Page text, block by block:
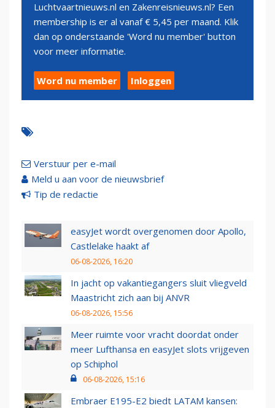
Luchtvaartnieuws.nl en Zakenreisnieuws.nl? Een
membership is er al vanaf € 5,45 per maand. Klik
dan op onderstaande 'Word nu member' button
voor meer informatie.
Word nu member Inloggen
Verstuur per e-mail
Meld u aan voor de nieuwsbrief
Tip de redactie
easyJet wordt overgenomen door Apollo,
Castlelake haakt af
06-08-2026, 16:20
In jacht op vakantiegangers sluit vliegveld
Maastricht zich aan bij ANVR
06-08-2026, 15:56
Meer ruimte voor vracht doordat onder
meer Lufthansa en easyJet slots vrijgeven
op Schiphol
06-08-2026, 15:16
Embraer E195-E2 biedt LATAM kansen: